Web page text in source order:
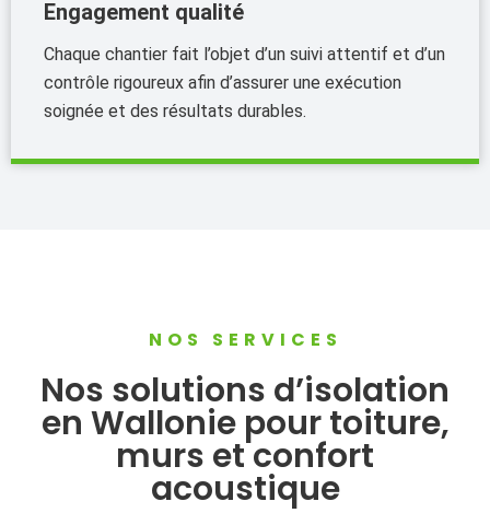
Engagement qualité
Chaque chantier fait l’objet d’un suivi attentif et d’un
contrôle rigoureux afin d’assurer une exécution
soignée et des résultats durables.
NOS SERVICES
Nos solutions d’isolation
en Wallonie pour toiture,
murs et confort
acoustique